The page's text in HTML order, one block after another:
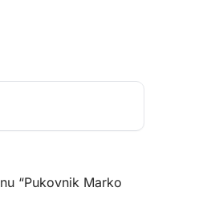
“Pukovnik Marko